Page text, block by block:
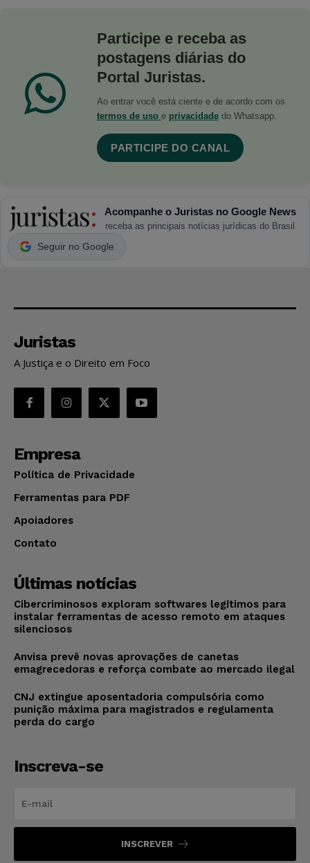
Participe e receba as
postagens diárias do
Portal Juristas.
Ao entrar você está ciente e de acordo com os
termos de uso e privacidade do Whatsapp.
PARTICIPE DO CANAL
Acompanhe o Juristas no Google News
receba as principais notícias jurídicas do Brasil
Seguir no Google
Juristas
A Justiça e o Direito em Foco
Empresa
Política de Privacidade
Ferramentas para PDF
Apoiadores
Contato
Últimas notícias
Cibercriminosos exploram softwares legítimos para
instalar ferramentas de acesso remoto em ataques
silenciosos
Anvisa prevê novas aprovações de canetas
emagrecedoras e reforça combate ao mercado ilegal
CNJ extingue aposentadoria compulsória como
punição máxima para magistrados e regulamenta
perda do cargo
Inscreva-se
INSCREVER